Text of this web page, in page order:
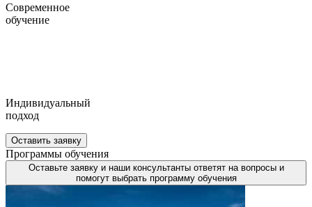
Современное
обучение
Индивидуальный
подход
Оставить заявку
Программы обучения
Оставьте заявку и наши консультанты ответят на вопросы и
помогут выбрать программу обучения